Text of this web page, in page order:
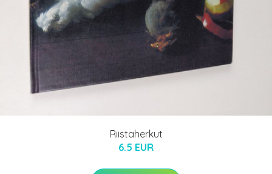
Riistaherkut
6.5 EUR